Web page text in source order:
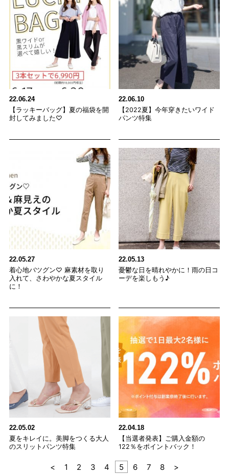
22.06.24
【ラッキーバッグ】夏の福袋を開
封してみました♡
22.06.10
【2022夏】今年穿きたいワイド
パンツ特集
22.05.27
着心地バツグン♡ 麻素材を取り
入れて、さわやかな夏スタイル
に！
22.05.13
憂鬱な日を晴れやかに！雨の日コ
ーデを楽しもう♪
22.05.02
夏をキレイに。美脚をつくる大人
のスリットパンツ特集
22.04.18
【当選者発表】ご購入金額の
122％をポイントバック！
< 1 2 3 4 5 6 7 8 >